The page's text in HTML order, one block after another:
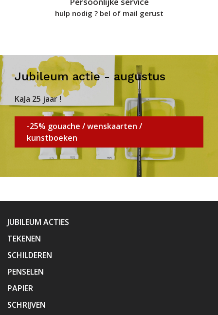
hulp nodig ? bel of mail gerust
Jubileum actie - augustus
KaJa 25 jaar !
-25% gouache / wenskaarten /
kunstboeken
JUBILEUM ACTIES
TEKENEN
SCHILDEREN
PENSELEN
PAPIER
SCHRIJVEN